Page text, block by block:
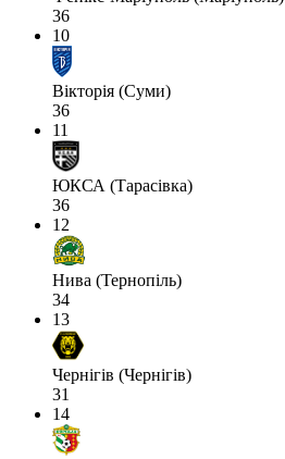
36
10
Вікторія (Суми)
36
11
ЮКСА (Тарасівка)
36
12
Нива (Тернопіль)
34
13
Чернігів (Чернігів)
31
14